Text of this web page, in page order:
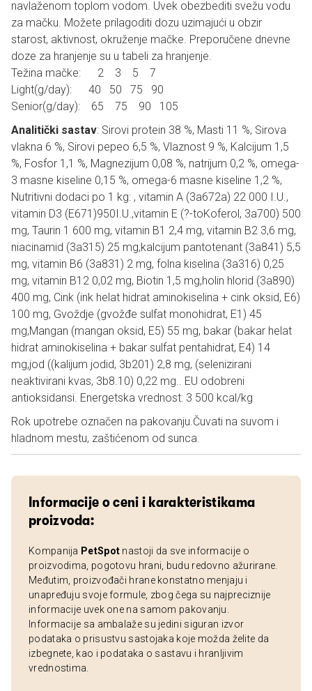
navlaženom toplom vodom. Uvek obezbediti svežu vodu
za mačku. Možete prilagoditi dozu uzimajući u obzir
starost, aktivnost, okruženje mačke. Preporučene dnevne
doze za hranjenje su u tabeli za hranjenje.
Težina mačke: 2 3 5 7
Light(g/day): 40 50 75 90
Senior(g/day): 65 75 90 105
Analitički sastav: Sirovi protein 38 %, Masti 11 %, Sirova
vlakna 6 %, Sirovi pepeo 6,5 %, Vlaznost 9 %, Kalcijum 1,5
%, Fosfor 1,1 %, Magnezijum 0,08 %, natrijum 0,2 %, omega-
3 masne kiseline 0,15 %, omega-6 masne kiseline 1,2 %,
Nutritivni dodaci po 1 kg: , vitamin A (3a672a) 22 000 I.U.,
vitamin D3 (E671)950I.U.,vitamin E (?-toKoferol, 3a700) 500
mg, Taurin 1 600 mg, vitamin B1 2,4 mg, vitamin B2 3,6 mg,
niacinamid (3a315) 25 mg,kalcijum pantotenant (3a841) 5,5
mg, vitamin B6 (3a831) 2 mg, folna kiselina (3a316) 0,25
mg, vitamin B12 0,02 mg, Biotin 1,5 mg,holin hlorid (3a890)
400 mg, Cink (ink helat hidrat aminokiselina + cink oksid, E6)
100 mg, Gvoždje (gvožđe sulfat monohidrat, E1) 45
mg,Mangan (mangan oksid, E5) 55 mg, bakar (bakar helat
hidrat aminokiselina + bakar sulfat pentahidrat, E4) 14
mg,jod ((kalijum jodid, 3b201) 2,8 mg, (selenizirani
neaktivirani kvas, 3b8.10) 0,22 mg.. EU odobreni
antioksidansi. Energetska vrednost: 3 500 kcal/kg
Rok upotrebe označen na pakovanju.Čuvati na suvom i
hladnom mestu, zaštićenom od sunca.
Informacije o ceni i karakteristikama
proizvoda:
Kompanija PetSpot nastoji da sve informacije o
proizvodima, pogotovu hrani, budu redovno ažurirane.
Međutim, proizvođači hrane konstatno menjaju i
unapređuju svoje formule, zbog čega su najpreciznije
informacije uvek one na samom pakovanju.
Informacije sa ambalaže su jedini siguran izvor
podataka o prisustvu sastojaka koje možda želite da
izbegnete, kao i podataka o sastavu i hranljivim
vrednostima.